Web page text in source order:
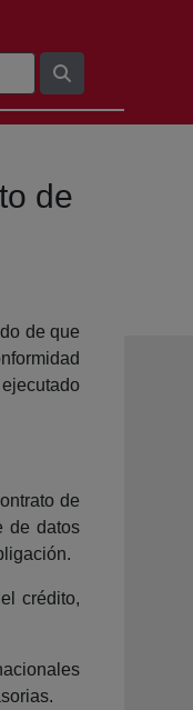
de
de que
de
de datos
crédito,